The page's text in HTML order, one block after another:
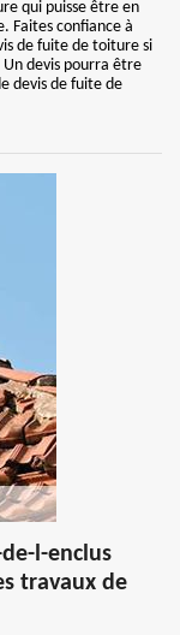
qui puisse être en
Faites confiance à
de fuite de toiture si
devis pourra être
devis de fuite de
l-enclus
travaux de